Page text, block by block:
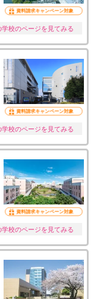
資料請求キャンペーン対象
学校のページを見てみる
資料請求キャンペーン対象
学校のページを見てみる
資料請求キャンペーン対象
学校のページを見てみる